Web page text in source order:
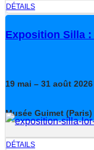
DÉTAILS
Exposition Silla :
19 mai – 31 août 2026
Musée Guimet (Paris)
DÉTAILS